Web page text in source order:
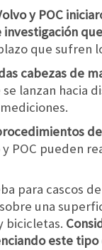
y POC
investigación
que sufren
cabezas de
lanzan hacia
POC pueden
para cascos
una
bicicletas.
este tipo